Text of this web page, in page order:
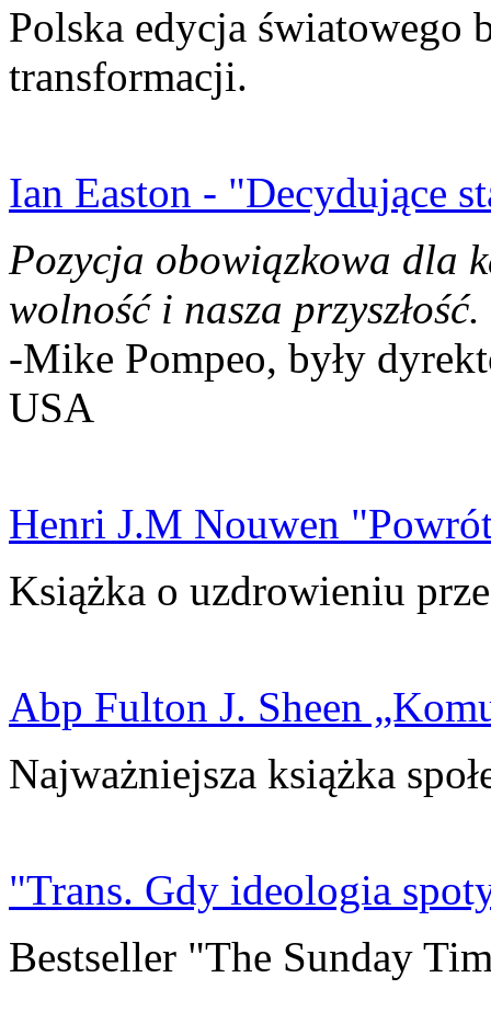
Polska edycja światowego
transformacji.
Ian Easton - "Decydujące
Pozycja obowiązkowa dla
wolność i nasza przyszłość.
-Mike Pompeo, były
USA
Henri J.M Nouwen
Książka o uzdrowieniu
Abp Fulton J. Sheen
Najważniejsza książka
"Trans. Gdy ideologia
Bestseller "The Sunday